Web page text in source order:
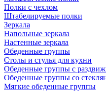
Полки с чехлом
Штабелируемые полки
Зеркала
Напольные зеркала
Настенные зеркала
Обеденные группы
Столы и стулья для кухни
Обеденные группы с
Обеденные группы со
Мягкие обеденные группы